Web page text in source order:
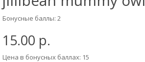
Бонусные баллы: 2
15.00 р.
Цена в бонусных баллах: 15